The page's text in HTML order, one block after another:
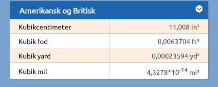
Amerikansk og Britisk
Kubikcentimeter
11,008 in³
Kubik fod
0,0063704 ft³
Kubik yard
0,00023594 yd³
Kubik mil
4,3278*10-14 mi³